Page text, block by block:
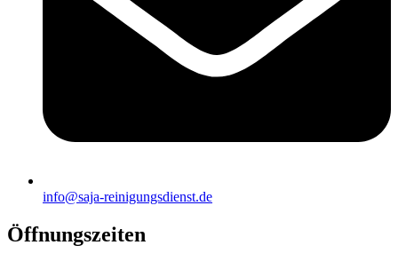
info@saja-reinigungsdienst.de
Öffnungszeiten